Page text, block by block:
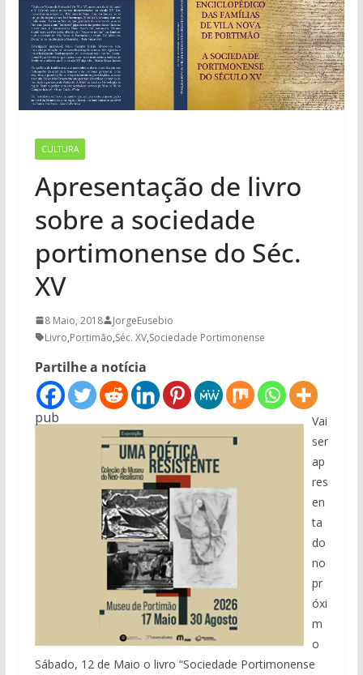
CULTURA
Apresentação de livro
sobre a sociedade
portimonense do Séc.
XV
8 Maio, 2018
JorgeEusebio
Livro,Portimão,Séc. XV,Sociedade Portimonense
Partilhe a notícia
pub
Vai
ser
ap
res
en
ta
do
no
pr
óxi
m
o
Sábado, 12 de Maio o livro “Sociedade Portimonense